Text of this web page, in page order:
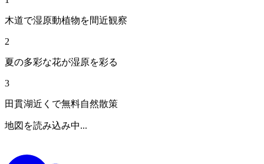
木道で湿原動植物を間近観察
2
夏の多彩な花が湿原を彩る
3
田貫湖近くで無料自然散策
地図を読み込み中...